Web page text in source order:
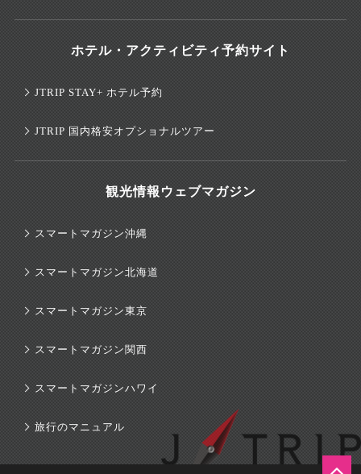
ホテル・アクティビティ予約サイト
JTRIP STAY+ ホテル予約
JTRIP 国内格安オプショナルツアー
観光情報ウェブマガジン
スマートマガジン沖縄
スマートマガジン北海道
スマートマガジン東京
スマートマガジン関西
スマートマガジンハワイ
旅行のマニュアル